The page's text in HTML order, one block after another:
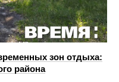
зон отдыха:
района